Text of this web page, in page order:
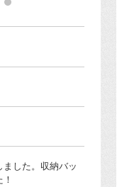
した。収納バッ